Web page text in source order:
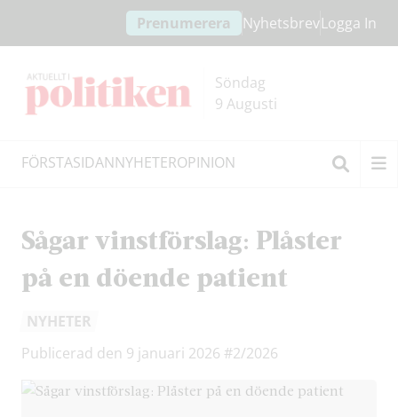
innehållet
headern
Prenumerera NyhetsbrevLogga In
Söndag
9 Augusti
FÖRSTASIDANNYHETEROPINION
Sågar vinstförslag: Plåster
på en döende patient
NYHETER
Publicerad den 9 januari 2026 #2/2026